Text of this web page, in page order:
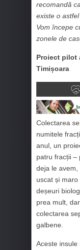
recomandă
existe o
Vom începe
zonele de
Proiect pilot
Timișoara
Colectarea
numitele
anul, un
patru fracții –
deja le
uscat și
deșeuri
prea mult,
colectarea
galbene.
Aceste insule